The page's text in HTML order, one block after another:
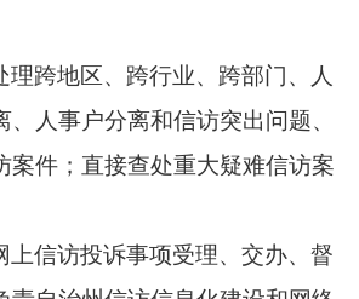
理跨地区、 跨行业、 跨部门、
人
人事户分离和信访突出问题、
件； 直接查处重大疑难信访案
上信访投诉事项受理、交办、督